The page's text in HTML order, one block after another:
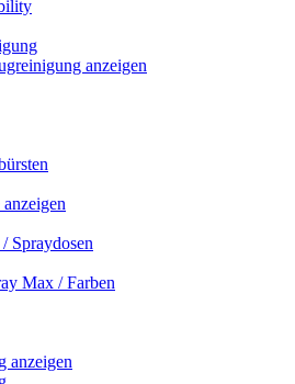
anzeigen
Spraydosen
Max / Farben
anzeigen